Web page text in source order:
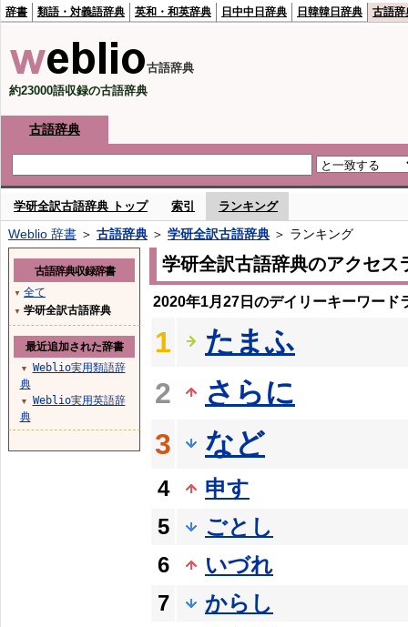
辞書 類語・対義語辞典 英和・和英辞典 日中中日辞典 日韓韓日辞典 古語辞
古語辞典
約23000語収録の古語辞典
古語辞典
学研全訳古語辞典 トップ 索引 ランキング
Weblio 辞書 ＞ 古語辞典 ＞ 学研全訳古語辞典 ＞ ランキング
学研全訳古語辞典のアクセス
2020年1月27日のデイリーキーワード
1
たまふ
2
さらに
3
など
4
申す
5
ごとし
6
いづれ
7
からし
古語辞典収録辞書
▼ 全て
▼ 学研全訳古語辞典
最近追加された辞書
▼
Weblio実用類語辞
典
▼
Weblio実用英語辞
典